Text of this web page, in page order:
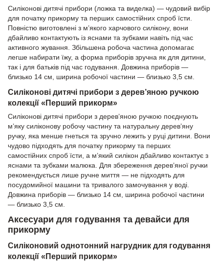
Силіконові дитячі прибори (ложка та виделка) — чудовий вибір
для початку прикорму та перших самостійних спроб їсти.
Повністю виготовлені з м’якого харчового силікону, вони
дбайливо контактують із яснами та зубками навіть під час
активного жування. Збільшена робоча частина допомагає
легше набирати їжу, а форма приборів зручна як для дитини,
так і для батьків під час годування. Довжина приборів —
близько 14 см, ширина робочої частини — близько 3,5 см.
Силіконові дитячі прибори з дерев’яною ручкою
колекції «Перший прикорм»
Силіконові дитячі прибори з дерев’яною ручкою поєднують
м’яку силіконову робочу частину та натуральну дерев’яну
ручку, яка менше гнеться та зручно лежить у руці дитини. Вони
чудово підходять для початку прикорму та перших
самостійних спроб їсти, а м’який силікон дбайливо контактує з
яснами та зубками малюка. Для збереження дерев’яної ручки
рекомендується лише ручне миття — не підходять для
посудомийної машини та тривалого замочування у воді.
Довжина приборів — близько 14 см, ширина робочої частини
— близько 3,5 см.
Аксесуари для годування та девайси для
прикорму
Силіконовий однотонний нагрудник для годування
колекції «Перший прикорм»